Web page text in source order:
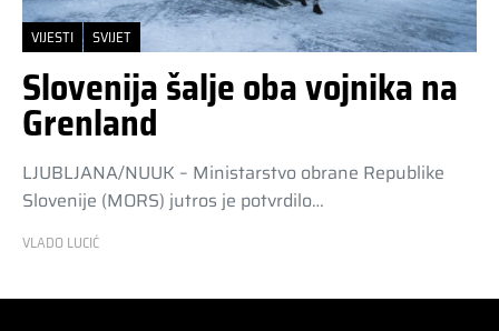
VIJESTI SVIJET
Slovenija šalje oba vojnika na
Grenland
LJUBLJANA/NUUK – Ministarstvo obrane Republike
Slovenije (MORS) jutros je potvrdilo…
VLADO LUCIĆ